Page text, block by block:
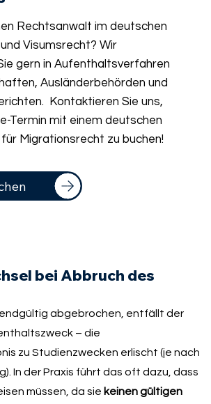
Rechtsanwalt im deutschen
Visumsrecht? Wir
gern in Aufenthaltsverfahren
Ausländerbehörden und
Kontaktieren Sie uns,
Termin mit einem deutschen
Migrationsrecht zu buchen!
bei Abbruch des
abgebrochen, entfällt der
– die
zu Studienzwecken erlischt (je nach
In der Praxis führt das oft dazu, dass
müssen, da sie keinen gültigen